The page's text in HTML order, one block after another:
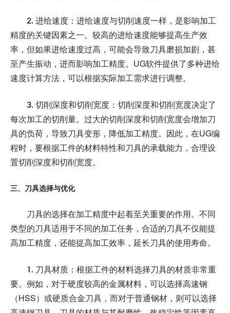
2. 进给速度：进给速度与切削速度一样，是影响加工
精度的关键因素之一。较高的进给速度能够提高生产效
率，但如果进给速度过高，可能会导致刀具磨损加剧，甚
至产生振动，进而影响加工精度。UG软件提供了多种进给
速度计算方法，可以根据实际加工需求进行调整。
3. 切削深度和切削宽度：切削深度和切削宽度决定了
每次加工的切削量。过大的切削深度和切削宽度会增加刀
具的负荷，导致刀具变形，降低加工精度。因此，在UG编
程时，要根据工件的材料特性和刀具的承载能力，合理设
置切削深度和切削宽度。
三、刀具选择与优化
刀具的选择在加工精度中起着至关重要的作用。不同
类型的刀具适用于不同的加工任务，合适的刀具不仅能提
高加工精度，还能提高加工效率，延长刀具的使用寿命。
1. 刀具材质：根据工件的材料选择刀具的材质非常重
要。例如，对于硬度较高的金属材料，可以选择高速钢
（HSS）或硬质合金刀具，而对于普通钢材，则可以选择